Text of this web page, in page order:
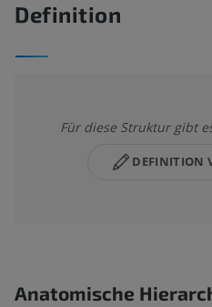
Definition
Für diese Struktur gibt
DEFINITION
Anatomische